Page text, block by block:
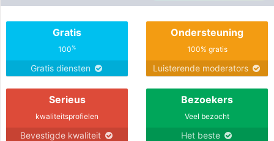
Gratis
100%
Gratis diensten
Ondersteuning
100% gratis
Luisterende moderators
Serieus
kwaliteitsprofielen
Bevestigde kwaliteit
Bezoekers
Veel bezocht
Het beste